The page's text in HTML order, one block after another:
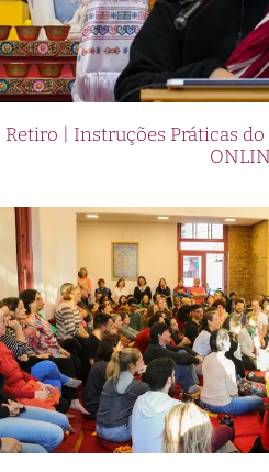
Retiro | Instruções Práticas do